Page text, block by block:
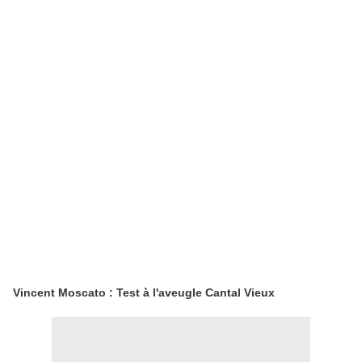
Vincent Moscato : Test à l'aveugle Cantal Vieux